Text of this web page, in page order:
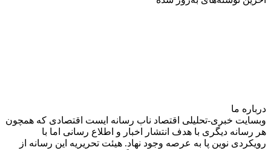
درباره‌ ما
وبسایت خبری-تحلیلی اقتصاد ناب رسانه‌ ایست اقتصادی که همچون
هر رسانه دیگری با هدف انتشار اخبار و اطلاع رسانی اما با
رویکردی نوین پا به عرصه وجود نهاد. هیئت تحریریه این رسانه از